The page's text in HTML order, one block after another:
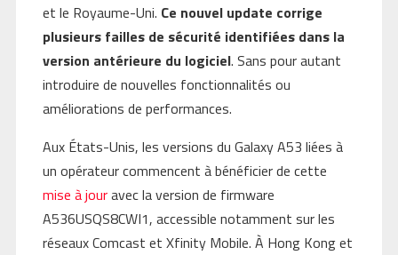
et le Royaume-Uni. Ce nouvel update corrige
plusieurs failles de sécurité identifiées dans la
version antérieure du logiciel. Sans pour autant
introduire de nouvelles fonctionnalités ou
améliorations de performances.
Aux États-Unis, les versions du Galaxy A53 liées à
un opérateur commencent à bénéficier de cette
mise à jouravec la version de firmware
A536USQS8CWI1, accessible notamment sur les
réseaux Comcast et Xfinity Mobile. À Hong Kong et